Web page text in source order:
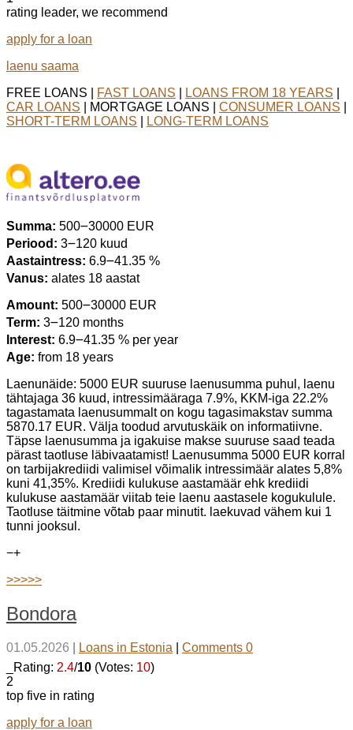
rating leader, we recommend
apply for a loan
laenu saama
FREE LOANS |
FAST LOANS LOANS FROM 18 YEARS
CAR LOANS | MORTGAGE LOANS | CONSUMER LOANS
SHORT-TERM LOANS
LONG-TERM LOANS
Summa: 500౼30000 EUR
Periood: 3౼120 kuud
Aastaintress: 6.9౼41.35 %
Vanus: alates 18 aastat
Amount: 500౼30000 EUR
Term: 3౼120 months
Interest: 6.9౼41.35 % per year
Age: from 18 years
Laenunäide: 5000 EUR suuruse laenusumma puhul, laenu
tähtajaga 36 kuud, intressimääraga 7.9%, KKM-iga 22.2%
tagastamata laenusummalt on kogu tagasimakstav summa
5870.17 EUR. Välja toodud arvutuskäik on informatiivne.
Täpse laenusumma ja igakuise makse suuruse saad teada
pärast taotluse läbivaatamist! Laenusumma 5000 EUR korral
on tarbijakrediidi valimisel võimalik intressimäär alates 5,8%
kuni 41,35%. Krediidi kulukuse aastamäär ehk krediidi
kulukuse aastamäär viitab teie laenu aastasele kogukulule.
Taotluse täitmine võtab paar minutit. laekuvad vähem kui 1
tunni jooksul.
−+
>>>>>
Bondora
01.05.2026 Loans in Estonia
Comments 0
_Rating: 2.4/10 (Votes: 10)
2
top five in rating
apply for a loan